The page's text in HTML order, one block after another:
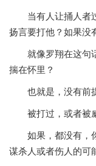
当有人让捅人者过
扬言要打他？如果没
就像罗翔在这句话
揣在怀里？
也就是，没有前提
被打过，或者被威
如果，都没有，你
谋杀人或者伤人的可